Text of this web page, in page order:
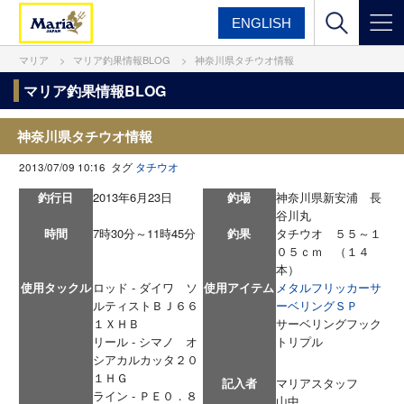
ENGLISH
マリア マリア釣果情報BLOG 神奈川県タチウオ情報
マリア釣果情報BLOG
神奈川県タチウオ情報
2013/07/09 10:16 タグ タチウオ
釣行日 2013年6月23日 釣場
神奈川県新安浦 長
谷川丸
時間
7時30分～11時45分 釣果
タチウオ ５５～１
０５ｃｍ （１４
本）
使用タックル ロッド - ダイワ ソ
ルティストＢＪ６６
１ＸＨＢ
リール - シマノ オ
シアカルカッタ２０
１ＨＧ
ライン - ＰＥ０．８
使用アイテム メタルフリッカーサ
ーベリングＳＰ
サーベリングフック
トリプル
記入者
マリアスタッフ